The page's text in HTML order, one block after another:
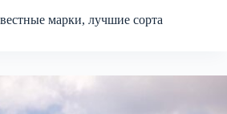
марки, лучшие сорта